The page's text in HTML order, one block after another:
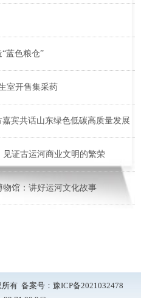
蓝色粮仓”
室开售集采药
宾共话山东绿色低碳高质量发展
见证古运河商业文明的繁荣
物馆：讲好运河文化故事
有 备案号： 豫ICP备2021032478